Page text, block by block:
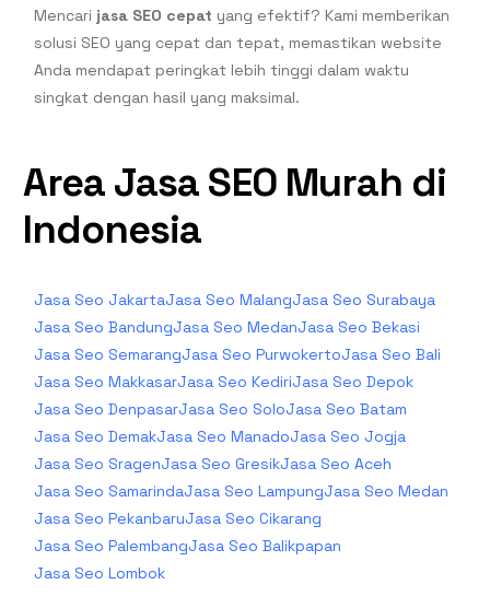
Mencari jasa SEO cepat yang efektif? Kami memberikan
solusi SEO yang cepat dan tepat, memastikan website
Anda mendapat peringkat lebih tinggi dalam waktu
singkat dengan hasil yang maksimal.
Area Jasa SEO Murah di
Indonesia
Jasa Seo JakartaJasa Seo MalangJasa Seo Surabaya
Jasa Seo BandungJasa Seo MedanJasa Seo Bekasi
Jasa Seo SemarangJasa Seo PurwokertoJasa Seo Bali
Jasa Seo MakkasarJasa Seo KediriJasa Seo Depok
Jasa Seo DenpasarJasa Seo SoloJasa Seo Batam
Jasa Seo DemakJasa Seo ManadoJasa Seo Jogja
Jasa Seo SragenJasa Seo GresikJasa Seo Aceh
Jasa Seo SamarindaJasa Seo LampungJasa Seo Medan
Jasa Seo PekanbaruJasa Seo Cikarang
Jasa Seo PalembangJasa Seo Balikpapan
Jasa Seo Lombok